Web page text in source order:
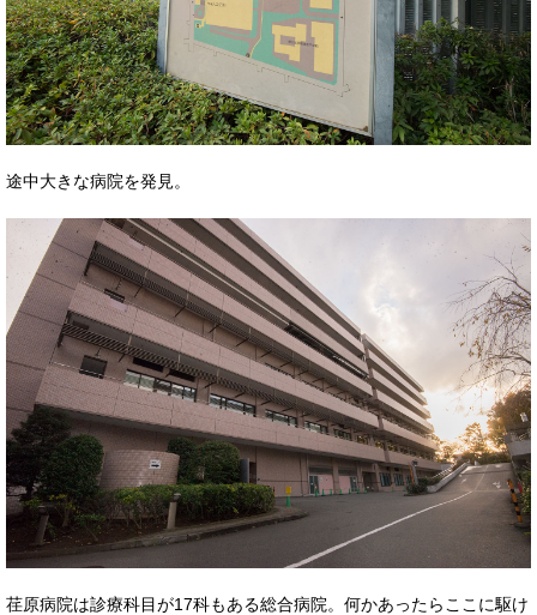
途中大きな病院を発見。
荏原病院は診療科目が17科もある総合病院。何かあったらここに駆け